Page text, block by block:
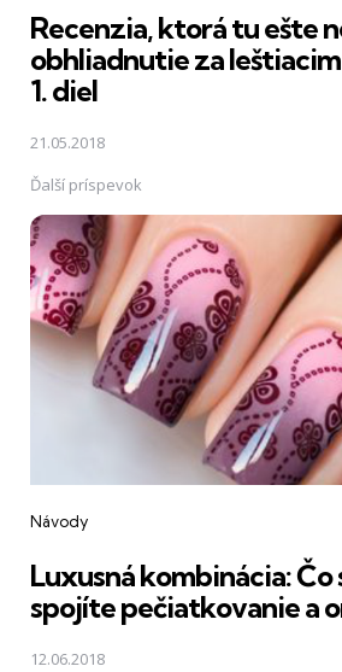
Recenzia, ktorá tu ešte
obhliadnutie za
1. diel
21.05.2018
Ďalší príspevok
Návody
Luxusná kombinácia:
spojíte pečiatkovanie a
12.06.2018